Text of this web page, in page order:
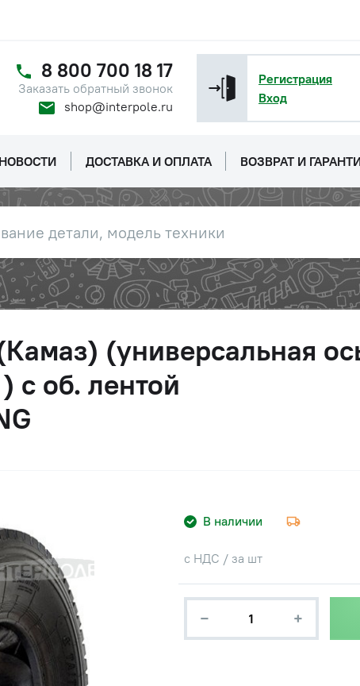
8 800 700 18 17
Заказать обратный звонок
shop@interpole.ru
Регистрация
Вход
НОВОСТИ ДОСТАВКА И ОПЛАТА ВОЗВРАТ И
(универсальная
с об. лентой
В наличии
с НДС / за шт
− +